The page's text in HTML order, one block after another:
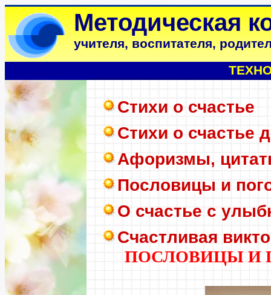
Методическая
учителя, воспитателя,
Стихи о счастье
Стихи о счастье
Афоризмы,
Пословицы и
О счастье с
Счастливая
ПОСЛОВИЦЫ И